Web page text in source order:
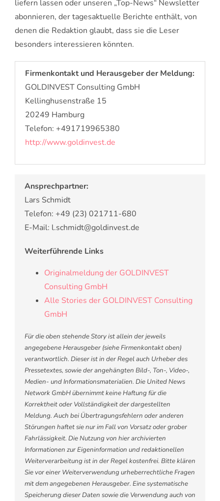
liefern lassen oder unseren „Top-News“ Newsletter
abonnieren, der tagesaktuelle Berichte enthält, von
denen die Redaktion glaubt, dass sie die Leser
besonders interessieren könnten.
Firmenkontakt und Herausgeber der Meldung:
GOLDINVEST Consulting GmbH
Kellinghusenstraße 15
20249 Hamburg
Telefon: +491719965380
http://www.goldinvest.de
Ansprechpartner:
Lars Schmidt
Telefon: +49 (23) 021711-680
E-Mail: l.schmidt@goldinvest.de
Weiterführende Links
Originalmeldung der GOLDINVEST
Consulting GmbH
Alle Stories der GOLDINVEST Consulting
GmbH
Für die oben stehende Story ist allein der jeweils
angegebene Herausgeber (siehe Firmenkontakt oben)
verantwortlich. Dieser ist in der Regel auch Urheber des
Pressetextes, sowie der angehängten Bild-, Ton-, Video-,
Medien- und Informationsmaterialien. Die United News
Network GmbH übernimmt keine Haftung für die
Korrektheit oder Vollständigkeit der dargestellten
Meldung. Auch bei Übertragungsfehlern oder anderen
Störungen haftet sie nur im Fall von Vorsatz oder grober
Fahrlässigkeit. Die Nutzung von hier archivierten
Informationen zur Eigeninformation und redaktionellen
Weiterverarbeitung ist in der Regel kostenfrei. Bitte klären
Sie vor einer Weiterverwendung urheberrechtliche Fragen
mit dem angegebenen Herausgeber. Eine systematische
Speicherung dieser Daten sowie die Verwendung auch von